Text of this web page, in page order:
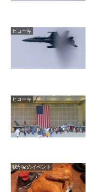
ヒコーキ
ヒコーキ
我が家のイベント